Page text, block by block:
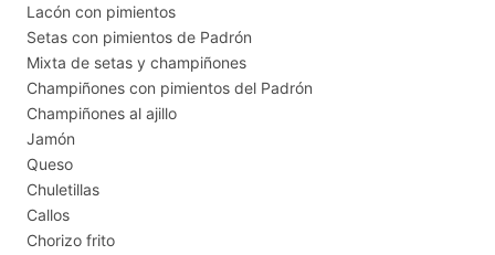
Lacón con pimientos
Setas con pimientos de Padrón
Mixta de setas y champiñones
Champiñones con pimientos del Padrón
Champiñones al ajillo
Jamón
Queso
Chuletillas
Callos
Chorizo frito